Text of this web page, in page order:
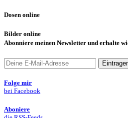
Dosen online
Bilder online
Abonniere meinen Newsletter und erhalte
Folge mir
bei Facebook
Aboniere